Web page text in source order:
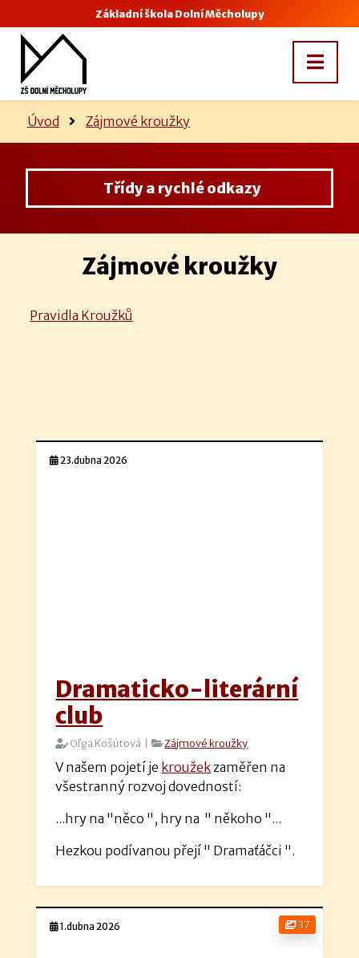
Základní škola Dolní Měcholupy
Úvod Zájmové kroužky
Třídy a rychlé odkazy
Zájmové kroužky
Pravidla Kroužků
23.dubna 2026
Dramaticko-literární
club
Oľga Košútová | Zájmové kroužky
V našem pojetí je kroužek zaměřen na
všestranný rozvoj dovedností:
...hry na "něco ", hry na " někoho "...
Hezkou podívanou přejí " Dramaťáčci ".
37
1.dubna 2026